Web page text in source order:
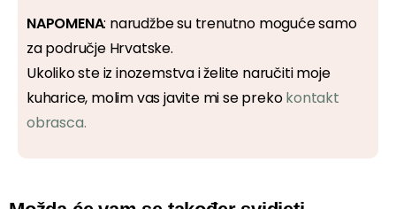
NAPOMENA: narudžbe su trenutno moguće samo
za područje Hrvatske.
Ukoliko ste iz inozemstva i želite naručiti moje
kuharice, molim vas javite mi se prekokontakt
obrasca.